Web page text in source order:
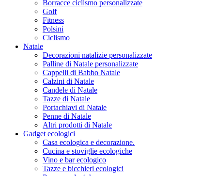
Borracce ciclismo personalizzate
Golf
Fitness
Polsini
Ciclismo
Natale
Decorazioni natalizie personalizzate
Palline di Natale personalizzate
Cappelli di Babbo Natale
Calzini di Natale
Candele di Natale
Tazze di Natale
Portachiavi di Natale
Penne di Natale
Altri prodotti di Natale
Gadget ecologici
Casa ecologica e decorazione.
Cucina e stoviglie ecologiche
Vino e bar ecologico
Tazze e bicchieri ecologici